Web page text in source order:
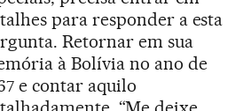
para responder a esta
Retornar em sua
à Bolívia no ano de
e contar aquilo